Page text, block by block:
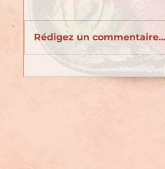
Rédigez un commentaire...